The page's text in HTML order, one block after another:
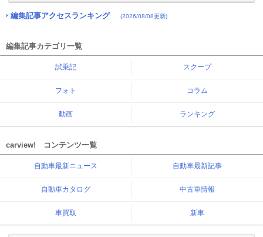
編集記事アクセスランキング (2026/08/08更新)
編集記事カテゴリ一覧
試乗記 スクープ
フォト コラム
動画 ランキング
carview! コンテンツ一覧
自動車最新ニュース 自動車最新記事
自動車カタログ 中古車情報
車買取 新車